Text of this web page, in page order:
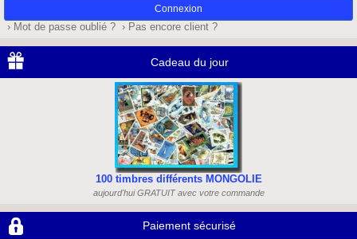
› Mot de passe oublié ? › Pas encore client ?
Cadeau du jour
100 timbres différents MONGOLIE
aujourd'hui GRATUIT avec votre commande
Paiement sécurisé